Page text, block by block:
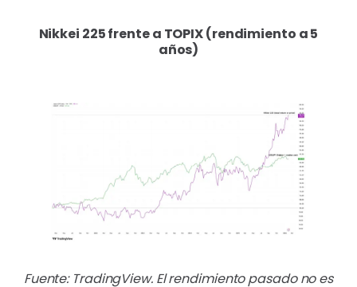
Nikkei 225 frente a TOPIX (rendimiento a 5
años)
Fuente: TradingView. El rendimiento pasado no es